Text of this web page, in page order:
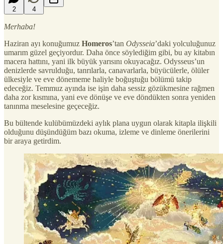
2 4
Merhaba!
Haziran ayı konuğumuz Homeros’tan Odysseia’daki yolculuğunuz
umarım güzel geçiyordur. Daha önce söylediğim gibi, bu ay kitabın
macera hattını, yani ilk büyük yarısını okuyacağız. Odysseus’un
denizlerde savrulduğu, tanrılarla, canavarlarla, büyücülerle, ölüler
ülkesiyle ve eve dönememe haliyle boğuştuğu bölümü takip
edeceğiz. Temmuz ayında ise işin daha sessiz gözükmesine rağmen
daha zor kısmına, yani eve dönüşe ve eve döndükten sonra yeniden
tanınma meselesine geçeceğiz.
Bu bültende kulübümüzdeki aylık plana uygun olarak kitapla ilişkili
olduğunu düşündüğüm bazı okuma, izleme ve dinleme önerilerini
bir araya getirdim.